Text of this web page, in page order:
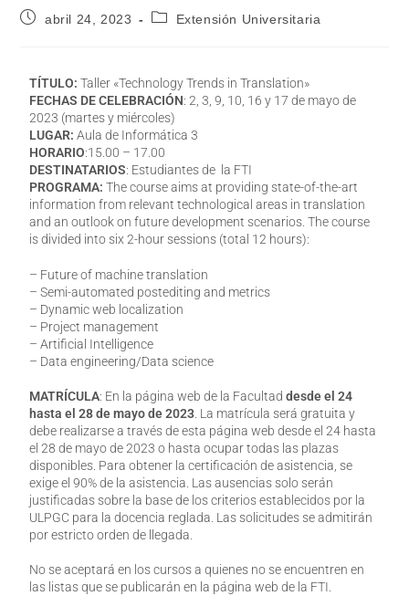
abril 24, 2023 Extensión Universitaria
TÍTULO:Taller «Technology Trends in Translation»
FECHAS DE CELEBRACIÓN: 2, 3, 9, 10, 16 y 17 de mayo de
2023 (martes y miércoles)
LUGAR: Aula de Informática 3
HORARIO:15.00 – 17.00
DESTINATARIOS: Estudiantes de la FTI
PROGRAMA: The course aims at providing state-of-the-art
information from relevant technological areas in translation
and an outlook on future development scenarios. The course
is divided into six 2-hour sessions (total 12 hours):
– Future of machine translation
– Semi-automated postediting and metrics
– Dynamic web localization
– Project management
– Artificial Intelligence
– Data engineering/Data science
MATRÍCULA: En la página web de la Facultaddesde el 24
hasta el 28 de mayo de 2023. La matrícula será gratuita y
debe realizarse a través de esta página web desde el 24 hasta
el 28 de mayo de 2023 o hasta ocupar todas las plazas
disponibles. Para obtener la certificación de asistencia, se
exige el 90% de la asistencia. Las ausencias solo serán
justificadas sobre la base de los criterios establecidos por la
ULPGC para la docencia reglada. Las solicitudes se admitirán
por estricto orden de llegada.
No se aceptará en los cursos a quienes no se encuentren en
las listas que se publicarán en la página web de la FTI.